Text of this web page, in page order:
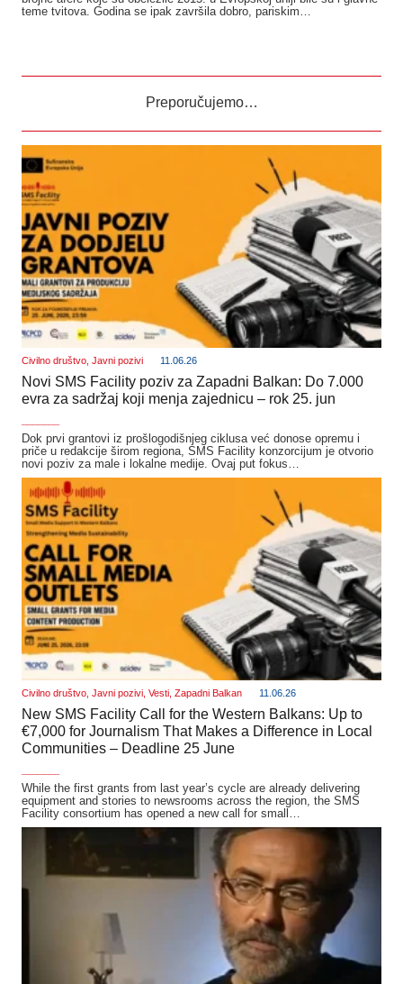
teme tvitova. Godina se ipak završila dobro, pariskim…
Preporučujemo…
Civilno društvo, Javni pozivi 11.06.26
Novi SMS Facility poziv za Zapadni Balkan: Do 7.000
evra za sadržaj koji menja zajednicu – rok 25. jun
Dok prvi grantovi iz prošlogodišnjeg ciklusa već donose opremu i
priče u redakcije širom regiona, SMS Facility konzorcijum je otvorio
novi poziv za male i lokalne medije. Ovaj put fokus…
Civilno društvo, Javni pozivi, Vesti, Zapadni Balkan 11.06.26
New SMS Facility Call for the Western Balkans: Up to
€7,000 for Journalism That Makes a Difference in Local
Communities – Deadline 25 June
While the first grants from last year’s cycle are already delivering
equipment and stories to newsrooms across the region, the SMS
Facility consortium has opened a new call for small…